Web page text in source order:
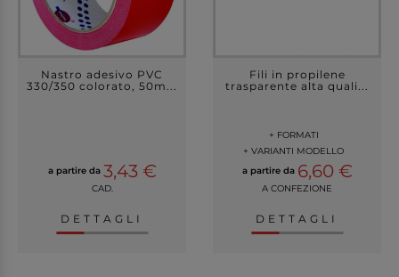
Nastro adesivo PVC
330/350 colorato, 50m...
a partire da 3,43 €
CAD.
DETTAGLI
Fili in propilene
trasparente alta quali...
+ FORMATI
+ VARIANTI MODELLO
a partire da 6,60 €
A CONFEZIONE
DETTAGLI